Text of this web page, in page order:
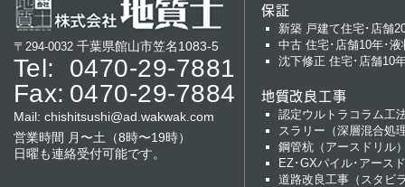
〒294-0032 千葉県館山市笠名1083-5
Tel:
0470-29-7881
Fax: 0470-29-7884
Mail: chishitsushi@ad.wakwak.com
営業時間 月〜土（8時〜19時）
日曜も連絡受付可能です。
保証
新築 戸建て住宅･店舗
中古 住宅･店舗10年･液
沈下修正 住宅･店舗10
地質改良工事
認定ウルトラコラム工
スラリー（深層混合処
鋼管杭（アースドリル
EZ･GXパイル･アース
道路改良工事（スタビ